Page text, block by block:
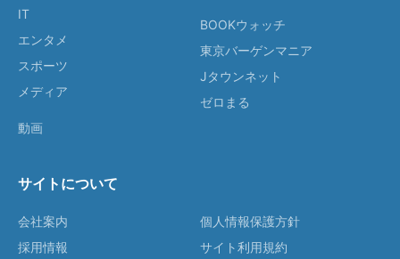
IT
エンタメ
スポーツ
メディア
動画
BOOKウォッチ
東京バーゲンマニア
Jタウンネット
ゼロまる
サイトについて
会社案内
採用情報
個人情報保護方針
サイト利用規約